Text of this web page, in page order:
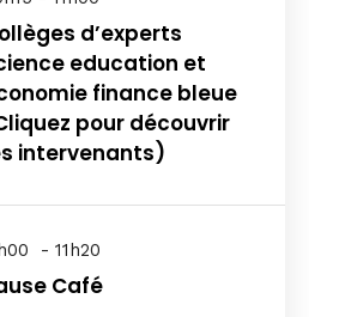
d’experts
education et
finance bleue
pour découvrir
intervenants)
- 11h20
Café